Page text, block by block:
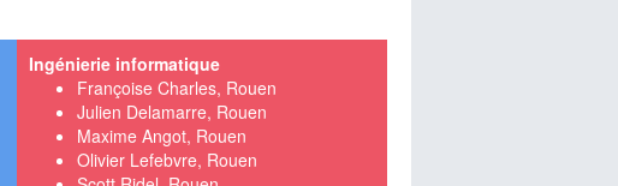
Ingénierie informatique
Françoise Charles, Rouen
Julien Delamarre, Rouen
Maxime Angot, Rouen
Olivier Lefebvre, Rouen